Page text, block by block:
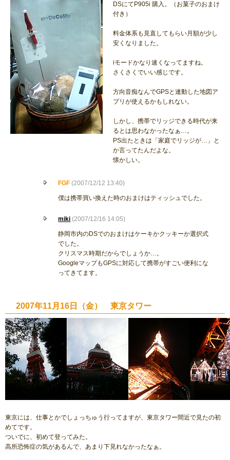
DSにてP905i 購入。（お菓子のおまけ
付き）
料金体系も見直してもらい月額が少し
安くなりました。
iモードかなり速くなってますね。
さくさくでいい感じです。
方向音痴なんでGPSと連動した地図ア
プリが使えるかもしれない。
しかし、携帯でリッジできる時代が来
るとは思わなかったなぁ…。
PS出たときは「家庭でリッジが…」と
か言ってたんだよな。
懐かしい。
FGF (2007/12/12 13:40)
僕は携帯買い換えた時のおまけはティッシュでした。
miki (2007/12/16 14:05)
静岡市内のDSでのおまけはケーキかクッキーか選択式
でした。
クリスマス時期だからでしょうか…。
GoogleマップもGPSに対応して携帯がすごい便利にな
ってきてます。
2007年11月16日（金） 東京タワー
東京には、仕事とかでしょっちゅう行ってますが、東京タワー間近で見たの初
めてです。
ついでに、初めて登ってみた。
高所恐怖症の気があるんで、あまり下見れなかったなぁ。